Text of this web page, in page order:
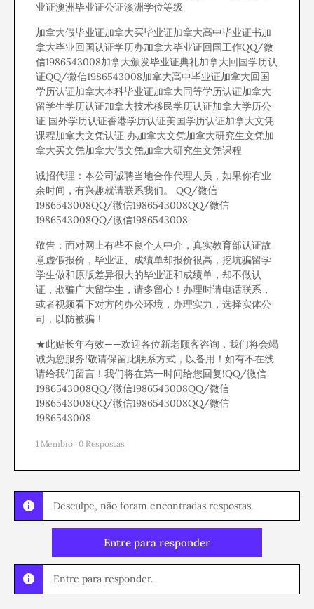
业证澳洲毕业证公证澳洲学位等级
加拿大假毕业证加拿大买毕业证加拿大高中毕业证书加
拿大毕业回国认证学历办加拿大毕业证回国工作QQ/微
信1986543008加拿大颁发毕业证典礼加拿大回国学历认
证QQ/微信1986543008加拿大高中毕业证加拿大回国
学历认证加拿大本科毕业证加拿大同等学历认证加拿大
留学生学历认证加拿大技术移民学历认证加拿大学历公
证 国外学历认证香港学历认证美国学历认证加拿大文凭
课程加拿大文凭认证 办加拿大文凭加拿大研究生文凭加
拿大买文凭加拿大假文凭加拿大研究生文凭课程
诚招代理：本公司诚聘当地合作代理人员，如果你有业
余时间，有兴趣就请联系我们。 QQ/微信
1986543008QQ/微信1986543008QQ/微信
1986543008QQ/微信1986543008
敬告：面对网上有些不良个人中介，真实教育部认证故
意虚假报价，毕业证、成绩单却报价很高，挖坑骗留学
学生做和原版差异很大的毕业证和成绩单，却不做认
证，欺骗广大留学生，请多留心！办理时请电话联系，
或者视频看下对方的办公环境，办理实力，选择实体公
司，以防被骗！
★此贴长年有效——欢迎各位新老顾客咨询，我们将会竭
诚为您服务!敬请保留此联系方式，以备用！如有不在线
请给我们留言！我们将在第一时间给您回复!QQ/微信
1986543008QQ/微信1986543008QQ/微信
1986543008QQ/微信1986543008QQ/微信
1986543008
1 Membro · 0 Respostas
Desculpe, não foram encontradas respostas.
Entre para responder
Entre para responder.